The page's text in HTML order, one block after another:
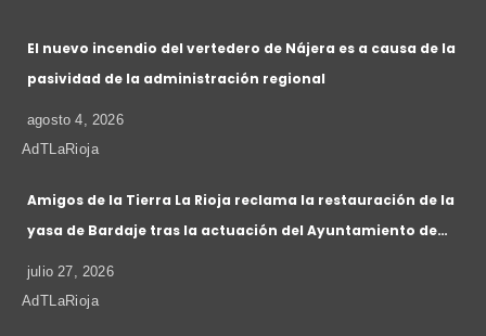
El nuevo incendio del vertedero de Nájera es a causa de la
pasividad de la administración regional
agosto 4, 2026
AdTLaRioja
Amigos de la Tierra La Rioja reclama la restauración de la
yasa de Bardaje tras la actuación del Ayuntamiento de…
julio 27, 2026
AdTLaRioja